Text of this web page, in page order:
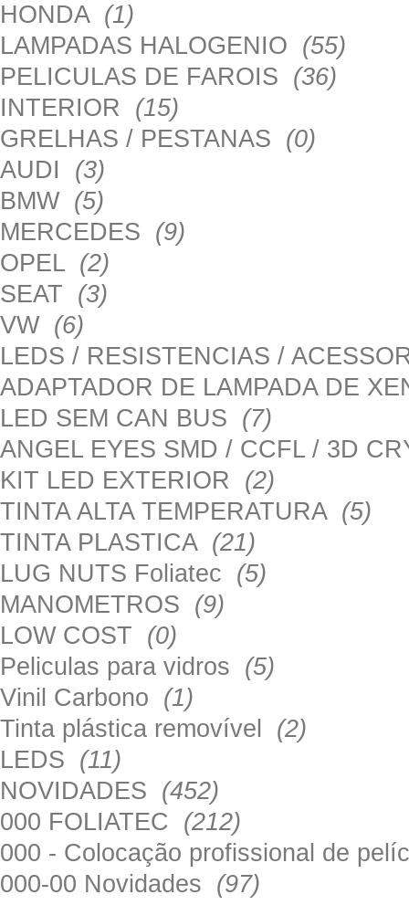
HONDA (1)
LAMPADAS HALOGENIO (55)
PELICULAS DE FAROIS (36)
INTERIOR (15)
GRELHAS / PESTANAS (0)
AUDI (3)
BMW (5)
MERCEDES (9)
OPEL (2)
SEAT (3)
VW (6)
LEDS / RESISTENCIAS /
ADAPTADOR DE LAMPADA DE
LED SEM CAN BUS (7)
ANGEL EYES SMD / CCFL / 3D
KIT LED EXTERIOR (2)
TINTA ALTA TEMPERATURA (5)
TINTA PLASTICA (21)
LUG NUTS Foliatec (5)
MANOMETROS (9)
LOW COST (0)
Peliculas para vidros (5)
Vinil Carbono (1)
Tinta plástica removível (2)
LEDS (11)
NOVIDADES (452)
000 FOLIATEC (212)
000 - Colocação profissional de
000-00 Novidades (97)